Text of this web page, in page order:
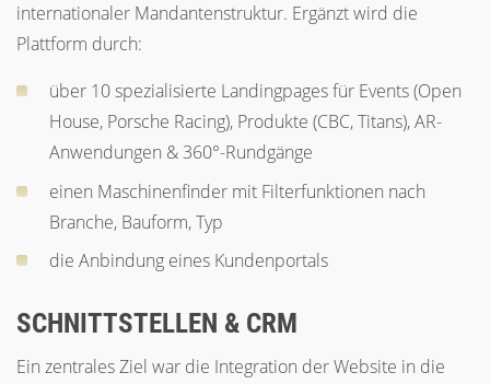
internationaler Mandantenstruktur. Ergänzt wird die
Plattform durch:
über 10 spezialisierte Landingpages für Events (Open
House, Porsche Racing), Produkte (CBC, Titans), AR-
Anwendungen & 360°-Rundgänge
einen Maschinenfinder mit Filterfunktionen nach
Branche, Bauform, Typ
die Anbindung eines Kundenportals
SCHNITTSTELLEN & CRM
Ein zentrales Ziel war die Integration der Website in die